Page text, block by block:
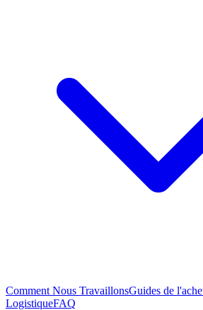
Comment Nous TravaillonsGuides de
LogistiqueFAQ